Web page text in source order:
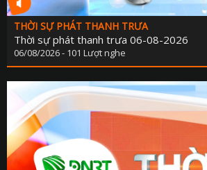
THỜI SỰ PHÁT THANH TRƯA
Thời sự phát thanh trưa 06-08-2026
06/08/2026 - 101 Lượt nghe